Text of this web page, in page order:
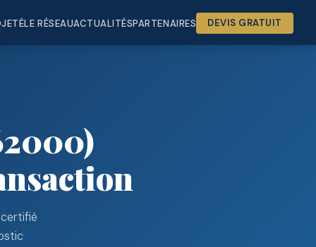
LE RÉSEAUACTUALITÉSPARTENAIRES DEVIS GRATUIT